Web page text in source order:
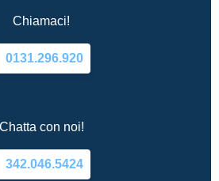
Chiamaci!
0131.296.920
Chatta con noi!
342.046.5424